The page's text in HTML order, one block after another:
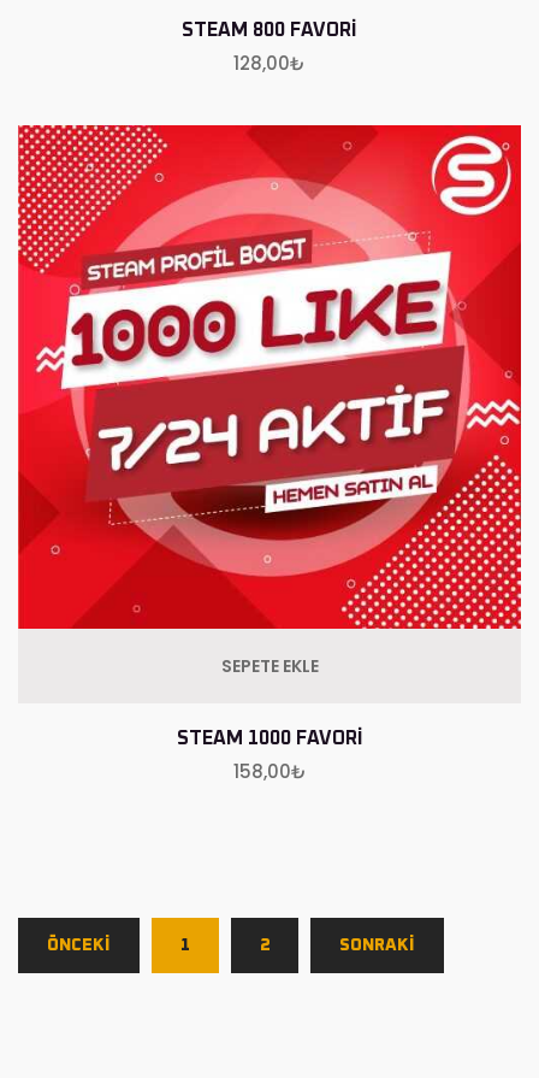
STEAM 800 FAVORI
128,00₺
SEPETE EKLE
STEAM 1000 FAVORI
158,00₺
ÖNCEKİ 1 2 SONRAKİ